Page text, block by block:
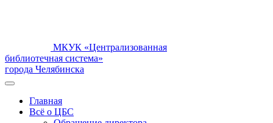
МКУК «Централизованная
библиотечная система»
города Челябинска
Главная
Всё о ЦБС